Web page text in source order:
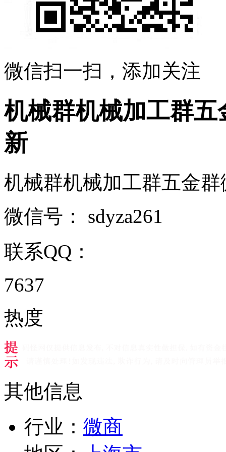
微信扫一扫，添加关注
机械群机械加工群
新
机械群机械加工群五金
微信号： sdyza261
联系QQ：
7637
热度
其他信息
行业： 微商